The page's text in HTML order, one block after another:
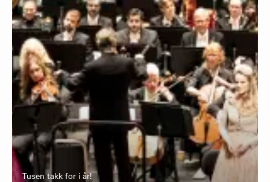
Tusen takk for i år!